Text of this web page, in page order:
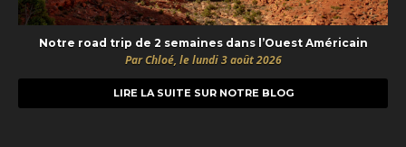
Notre road trip de 2 semaines dans l’Ouest Américain
Par Chloé, le lundi 3 août 2026
LIRE LA SUITE SUR NOTRE BLOG